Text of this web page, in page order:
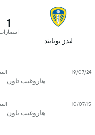
ليدز يونايتد
1
هاروغيت تاون
19/07/24
هاروغيت تاون
10/07/15